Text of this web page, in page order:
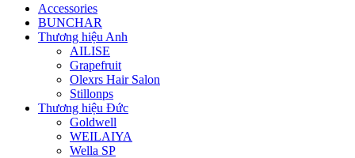
Accessories
BUNCHAR
Thương hiệu Anh
AILISE
Grapefruit
Olexrs Hair Salon
Stillonps
Thương hiệu Đức
Goldwell
WEILAIYA
Wella SP